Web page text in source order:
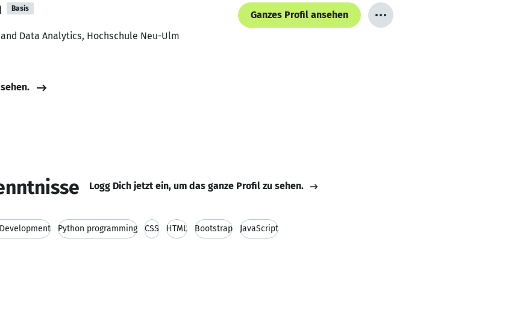
Basis
Ganzes Profil ansehen
Data Analytics, Hochschule Neu-Ulm
Logg Dich jetzt ein, um das ganze Profil zu sehen.
Python programming CSS HTML Bootstrap JavaScript